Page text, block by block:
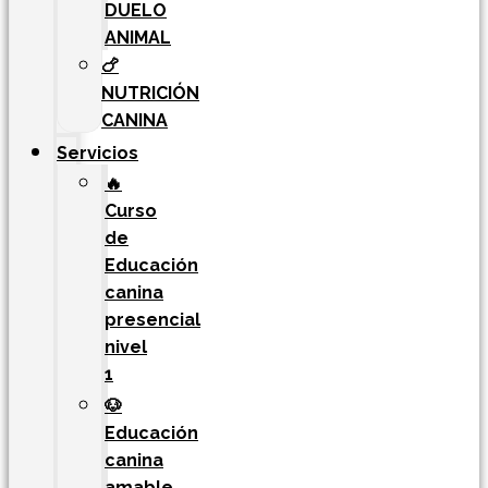
DUELO
ANIMAL
🍗
NUTRICIÓN
CANINA
Servicios
🔥
Curso
de
Educación
canina
presencial
nivel
1
🐶
Educación
canina